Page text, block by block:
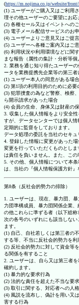
(https://m.nojima.co.jp/website/
(1) ユーザーがご購入又はご利用
理その他ユーザーのご要望にお応
(2) 各種セール又はイベントへの
(3) 電子メール配信サービスのお
(4) ユーザーよりご意見又はご提
(5) ユーザーへ各種ご案内又はご
(6) 利用状況や利用環境などに関
まな報告（属性の集計・分析等
2. 業務を通じ知り得たユーザー
ータを業務提携先企業等の第三者
(1) ユーザー本人の同意がある場合
(2) 第1項の利用目的のために必要
(3) 犯罪捜査の為など警察、検察
ら開示請求があった場合
(4) 会員の生命、身体又は財産の
3. 収集した個人情報をより安全
すが、データセンターでは個人
定期的に監督をしております。
データ処理の委託を当社のセキュ
4. 登録した情報に変更があった
変更を行っていただくものとし
は責任を負いません。また、この
5. その他、個人情報について本
は、当社の『個人情報保護方針』
第8条（反社会的勢力の排除）
1. ユーザーは、現在、暴力団、
力団準構成員、暴力団関係企業
の他これらに準ずる者（以下総
次の各号のいずれにも該当しな
ます。
(1) 自己、自社若しくは第三者の
する等、不当に反社会的勢力を
(2) 反社会的勢力に対して資金等
る関係を有すること
2. ユーザーは、自ら又は第三者
確約します。
(1) 暴力的な要求行為
(2) 法的な責任を超えた不当な要
(3) 取引に関する、対応者への人
(4) 風説を流布し、偽計を用い又
害する行為